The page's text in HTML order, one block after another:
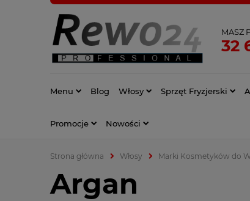
MASZ
32
Menu Blog Włosy Sprzęt Fryzjerski
Promocje Nowości
Strona główna Włosy Marki Kosmetyków do
Argan